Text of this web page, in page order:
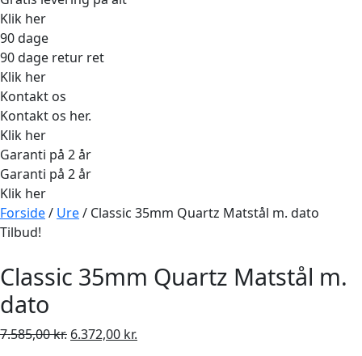
Klik her
90 dage
90 dage retur ret
Klik her
Kontakt os
Kontakt os her.
Klik her
Garanti på 2 år
Garanti på 2 år
Klik her
Forside/ Ure/ Classic 35mm Quartz Matstål m. dato
Tilbud!
Classic 35mm Quartz Matstål m.
dato
7.585,00kr. Den
6.372,00 kr.